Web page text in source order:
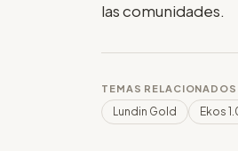
las comunidades.
TEMAS RELACIONADOS
Lundin Gold Ekos